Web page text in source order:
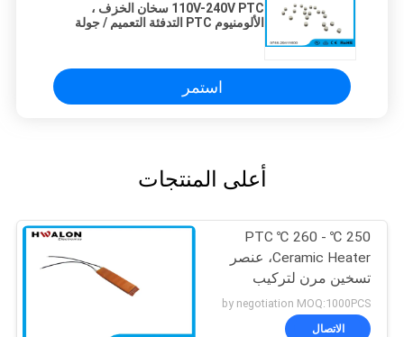
110V-240V PTC سخان الخزف ،
الألومنيوم PTC التدفئة التعميم / جولة
استمر
أعلى المنتجات
250 ℃ - 260 ℃ PTC
Ceramic Heater، عنصر
تسخين مرن لتركيب
السخان
by negotiation MOQ:1000PCS
الاتصال